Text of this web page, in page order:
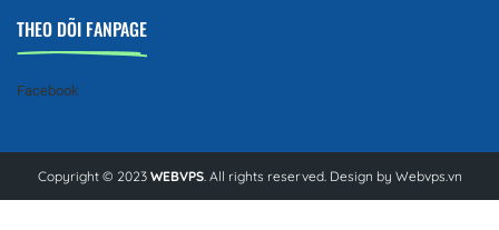
THEO DÕI FANPAGE
Facebook
Copyright © 2023 WEBVPS. All rights reserved. Design by Webvps.vn